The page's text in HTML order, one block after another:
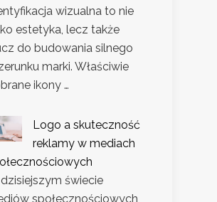
wizualna to nie
estetyka, lecz także
do budowania silnego
marki. Właściwie
ikony …
Logo a skuteczność
reklamy w mediach
świecie
społecznościowych,